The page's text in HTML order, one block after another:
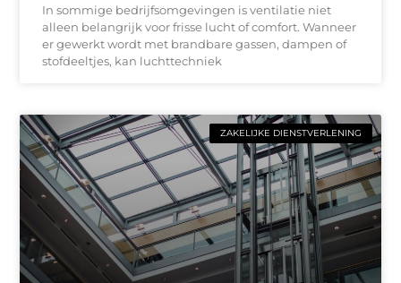
In sommige bedrijfsomgevingen is ventilatie niet
alleen belangrijk voor frisse lucht of comfort. Wanneer
er gewerkt wordt met brandbare gassen, dampen of
stofdeeltjes, kan luchttechniek
ZAKELIJKE DIENSTVERLENING